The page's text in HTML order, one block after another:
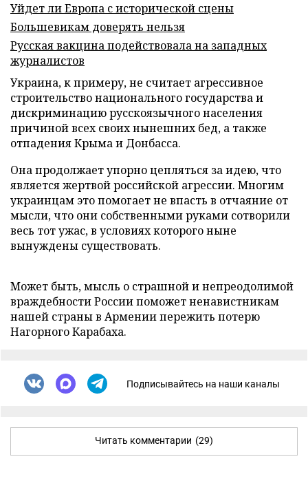
Уйдет ли Европа с исторической сцены
Большевикам доверять нельзя
Русская вакцина подействовала на западных
журналистов
Украина, к примеру, не считает агрессивное
строительство национального государства и
дискриминацию русскоязычного населения
причиной всех своих нынешних бед, а также
отпадения Крыма и Донбасса.
Она продолжает упорно цепляться за идею, что
является жертвой российской агрессии. Многим
украинцам это помогает не впасть в отчаяние от
мысли, что они собственными руками сотворили
весь тот ужас, в условиях которого ныне
вынуждены существовать.
Может быть, мысль о страшной и непреодолимой
враждебности России поможет ненавистникам
нашей страны в Армении пережить потерю
Нагорного Карабаха.
Подписывайтесь на наши каналы
Читать комментарии (29)